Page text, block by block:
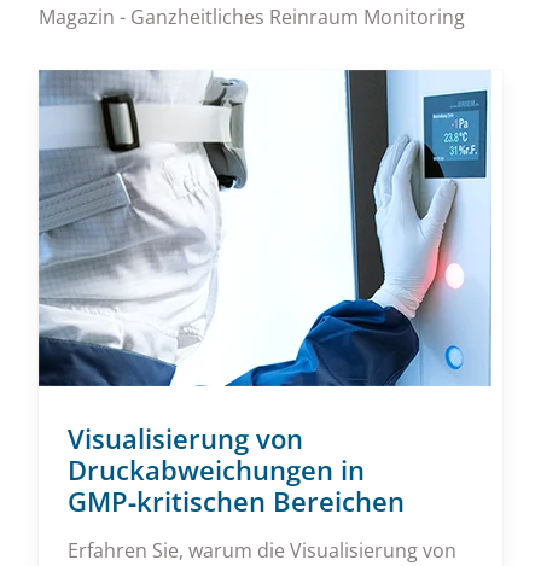
Magazin - Ganzheitliches Reinraum Monitoring
Visualisierung von
Druckabweichungen in
GMP‑kritischen Bereichen
Erfahren Sie, warum die Visualisierung von